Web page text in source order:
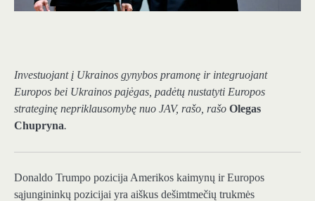
Investuojant į Ukrainos gynybos pramonę ir integruojant
Europos bei Ukrainos pajėgas, padėtų nustatyti Europos
strateginę nepriklausomybę nuo JAV, rašo, rašo Olegas
Chupryna.
Donaldo Trumpo pozicija Amerikos kaimynų ir Europos
sąjungininkų pozicijai yra aiškus dešimtmečių trukmės